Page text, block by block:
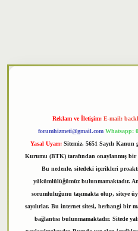
Reklam ve İletişim: E-mail:
forumhizmeti@gmail.com Whatsapp:
Yasal Uyarı: Sitemiz, 5651 Sayılı
Kurumu (BTK) tarafından onaylanmış bir
Bu nedenle, sitedeki içerikleri
yükümlülüğümüz bulunmamaktadır.
sorumluluğunu taşımakta olup, siteye
sayılırlar. Bu internet sitesi, herhangi bir
bağlantısı bulunmamaktadır. Sitede